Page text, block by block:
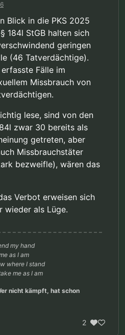
Blick in die PKS 2025
184l StGB halten sich
geringen
(46 Tatverdächtige).
erfasste Fälle im
Missbrauch von
lese, sind von den
zwar 30 bereits als
getreten, aber
Missbrauchstäter
bezweifle), wären das
Verbot erweisen sich
wieder als Lüge.
my hand
as I am
where I stand
me as I am
nicht kämpft, hat schon
2